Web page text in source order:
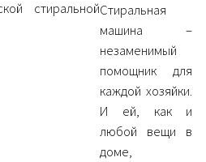
Стиральная
машина –
незаменимый
помощник для
каждой хозяйки.
И ей, как и
любой вещи в
доме,